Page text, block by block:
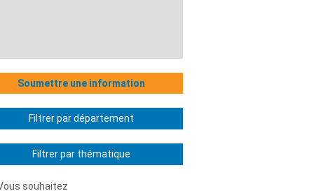
Soumettre une information
Filtrer par département
Filtrer par thématique
souhaitez